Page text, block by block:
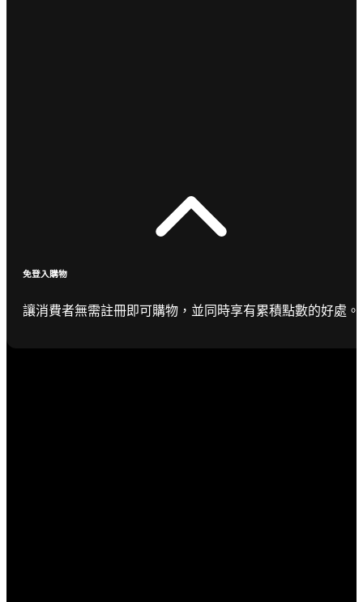
免登入購物
讓消費者無需註冊即可購物，並同時享有累積點數的好處。